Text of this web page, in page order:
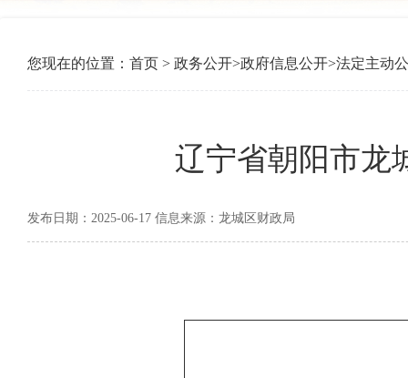
您现在的位置： 首页 > 政务公开>政府信息公开>法定主动
辽宁省朝阳市龙
发布日期：2025-06-17 信息来源：龙城区财政局